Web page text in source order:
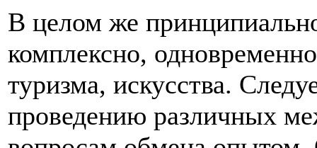
В целом же
комплексно,
туризма, искусства.
проведению различных